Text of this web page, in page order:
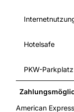
Hotelsafe
PKW-Parkplatz
American